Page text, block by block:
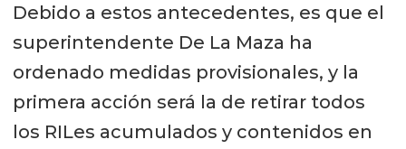
Debido a estos antecedentes, es que el
superintendente De La Maza ha
ordenado medidas provisionales, y la
primera acción será la de retirar todos
los RILes acumulados y contenidos en